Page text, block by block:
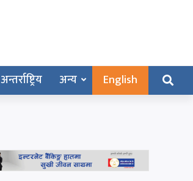
अन्तर्राष्ट्रिय अन्य English